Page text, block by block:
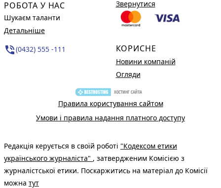
РОБОТА У НАС
Шукаєм таланти
Детальніше
phone_in_talk(0432) 555 -111
Звернутися
КОРИСНЕ
Новини компаній
Огляди
Правила користування сайтом
Умови і правила надання платного доступу
Редакція керується в своїй роботі "Кодексом етики
українського журналіста" , затвердженим Комісією з
журналістської етики. Поскаржитись на матеріал до Комісії
можна тут